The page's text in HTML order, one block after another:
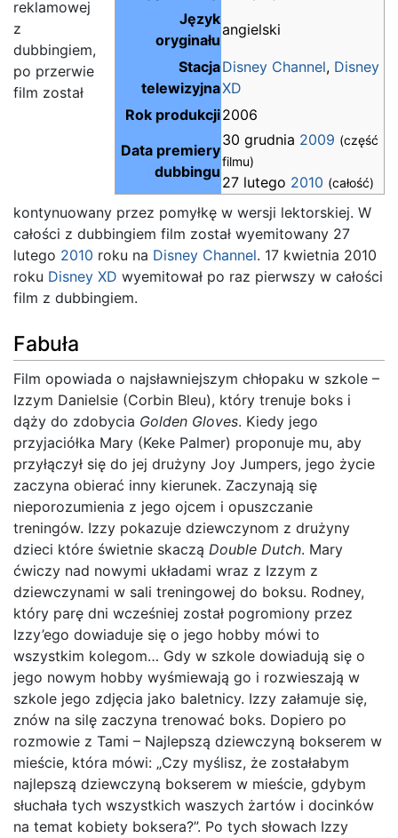
Język
oryginału
angielski
Stacja
telewizyjna
Disney Channel, Disney
XD
Rok produkcji2006
Data premiery
dubbingu
30 grudnia 2009 (część
filmu)
27 lutego 2010 (całość)
reklamowej
z
dubbingiem,
po przerwie
film został
kontynuowany przez pomyłkę w wersji lektorskiej. W
całości z dubbingiem film został wyemitowany 27
lutego 2010 roku na Disney Channel. 17 kwietnia 2010
roku Disney XD wyemitował po raz pierwszy w całości
film z dubbingiem.
Fabuła
Film opowiada o najsławniejszym chłopaku w szkole –
Izzym Danielsie (Corbin Bleu), który trenuje boks i
dąży do zdobycia Golden Gloves. Kiedy jego
przyjaciółka Mary (Keke Palmer) proponuje mu, aby
przyłączył się do jej drużyny Joy Jumpers, jego życie
zaczyna obierać inny kierunek. Zaczynają się
nieporozumienia z jego ojcem i opuszczanie
treningów. Izzy pokazuje dziewczynom z drużyny
dzieci które świetnie skaczą Double Dutch. Mary
ćwiczy nad nowymi układami wraz z Izzym z
dziewczynami w sali treningowej do boksu. Rodney,
który parę dni wcześniej został pogromiony przez
Izzy’ego dowiaduje się o jego hobby mówi to
wszystkim kolegom… Gdy w szkole dowiadują się o
jego nowym hobby wyśmiewają go i rozwieszają w
szkole jego zdjęcia jako baletnicy. Izzy załamuje się,
znów na silę zaczyna trenować boks. Dopiero po
rozmowie z Tami – Najlepszą dziewczyną bokserem w
mieście, która mówi: „Czy myślisz, że zostałabym
najlepszą dziewczyną bokserem w mieście, gdybym
słuchała tych wszystkich waszych żartów i docinków
na temat kobiety boksera?”. Po tych słowach Izzy